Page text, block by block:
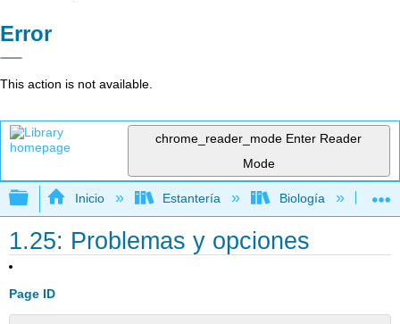
Error
This action is not available.
chrome_reader_mode Enter Reader
Mode
Expandir/contraer jerarquía global
Inicio Estantería Biología
1.25: Problemas y opciones
Page ID